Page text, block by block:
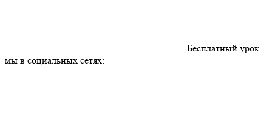
Бесплатный урок
мы в социальных сетях: